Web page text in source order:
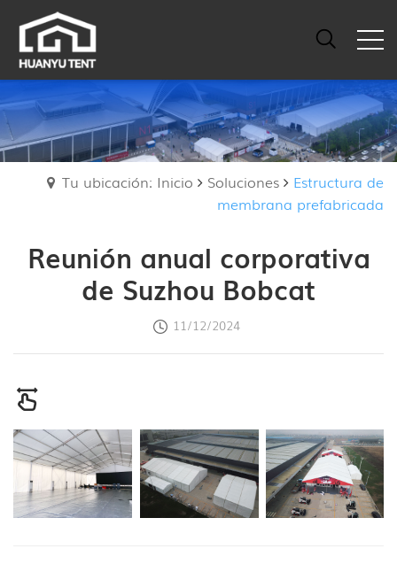
Tu ubicación: Inicio Soluciones
Estructura de
membrana prefabricada
Reunión anual corporativa
de Suzhou Bobcat
11/12/2024